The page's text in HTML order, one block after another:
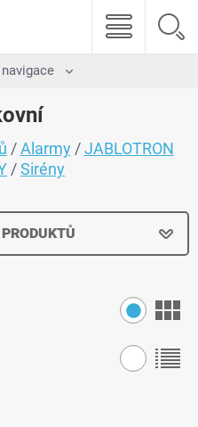
/Alarmy/JABLOTRON
/Sirény